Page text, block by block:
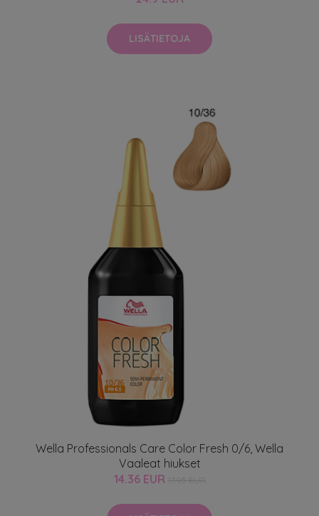
LISÄTIETOJA
Wella Professionals Care Color Fresh 0/6, Wella
Vaaleat hiukset
14.36 EUR